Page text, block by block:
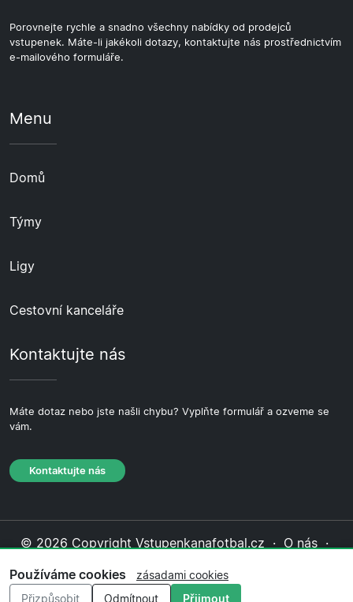
Porovnejte rychle a snadno všechny nabídky od prodejců
vstupenek. Máte-li jakékoli dotazy, kontaktujte nás prostřednictvím
e-mailového formuláře.
Menu
Domů
Týmy
Ligy
Cestovní kanceláře
Kontaktujte nás
Máte dotaz nebo jste našli chybu? Vyplňte formulář a ozveme se
vám.
Kontaktujte nás
© 2026 Copyright Vstupenkanafotbal.cz · O nás ·
cookies·Redakční zásady
Používáme cookies
zásadami cookies
Přizpůsobit
Odmítnout Přijmout